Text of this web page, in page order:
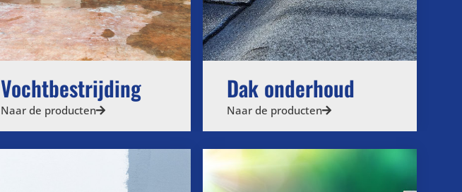
Vochtbestrijding
Naar de producten
Dak onderhoud
Naar de producten